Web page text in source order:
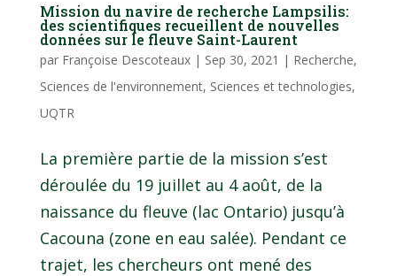
Mission du navire de recherche Lampsilis:
des scientifiques recueillent de nouvelles
données sur le fleuve Saint-Laurent
par Françoise Descoteaux| Sep 30, 2021 | Recherche,
Sciences de l'environnement, Sciences et technologies,
UQTR
La première partie de la mission s’est
déroulée du 19 juillet au 4 août, de la
naissance du fleuve (lac Ontario) jusqu’à
Cacouna (zone en eau salée). Pendant ce
trajet, les chercheurs ont mené des